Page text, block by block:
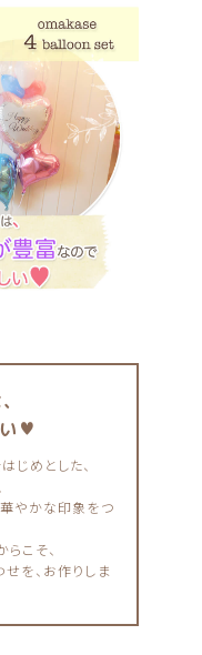
♥
じめとした、
華やかな印象をつ
こそ、
を、お作りしま